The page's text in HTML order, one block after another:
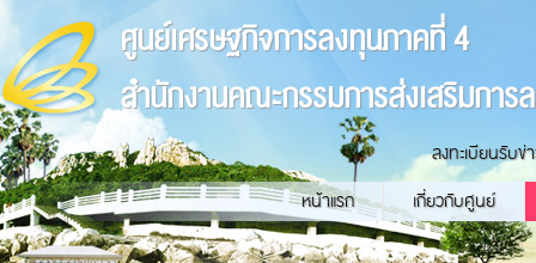
ศูนย์เศรษฐกิจการลงทุนภาคที่ 4
สำนักงานคณะกรรมการส่งเสริมการ
ลงทะเบียนรับข่
หน้าแรก
เกี่ยวกับศูนย์